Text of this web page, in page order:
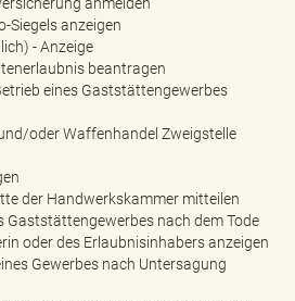
Siegels anzeigen
- Anzeige
beantragen
eines Gaststättengewerbes
oder Waffenhandel Zweigstelle
der Handwerkskammer mitteilen
Gaststättengewerbes nach dem Tode
oder des Erlaubnisinhabers anzeigen
Gewerbes nach Untersagung